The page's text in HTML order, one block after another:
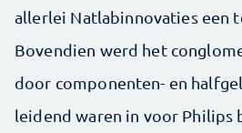
allerlei Natlabinnovaties een
Bovendien werd het
door componenten- en
leidend waren in voor Philips